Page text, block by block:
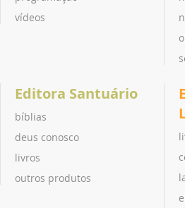
vídeos
Editora Santuário
bíblias
deus conosco
livros
outros produtos